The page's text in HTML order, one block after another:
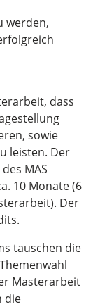
werden,
dass
sowie
leisten. Der
MAS
10 Monate (6
Der
tauschen die
Masterarbeit
die